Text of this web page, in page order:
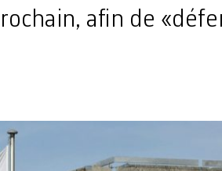
afin de